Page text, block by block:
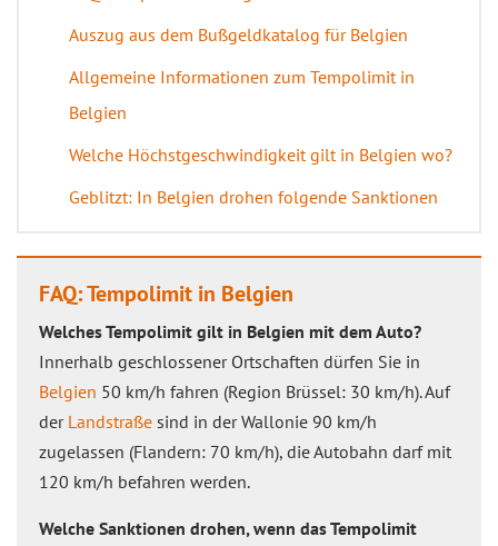
Auszug aus dem Bußgeldkatalog für Belgien
Allgemeine Informationen zum Tempolimit in
Belgien
Welche Höchstgeschwindigkeit gilt in Belgien wo?
Geblitzt: In Belgien drohen folgende Sanktionen
FAQ: Tempolimit in Belgien
Welches Tempolimit gilt in Belgien mit dem Auto?
Innerhalb geschlossener Ortschaften dürfen Sie in
Belgien 50 km/h fahren (Region Brüssel: 30 km/h). Auf
der Landstraße sind in der Wallonie 90 km/h
zugelassen (Flandern: 70 km/h), die Autobahn darf mit
120 km/h befahren werden.
Welche Sanktionen drohen, wenn das Tempolimit